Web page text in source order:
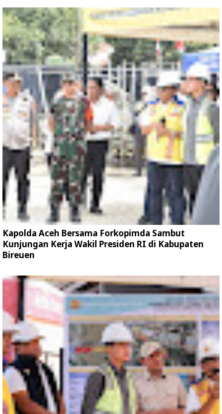
Kapolda Aceh Bersama Forkopimda Sambut
Kunjungan Kerja Wakil Presiden RI di Kabupaten
Bireuen